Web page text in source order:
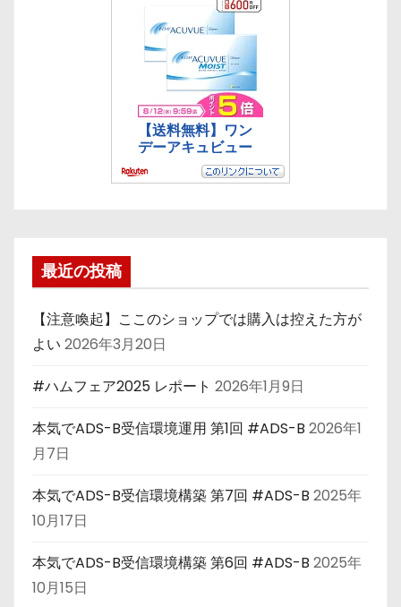
最近の投稿
【注意喚起】ここのショップでは購入は控えた方が
よい 2026年3月20日
#ハムフェア2025 レポート 2026年1月9日
本気でADS-B受信環境運用 第1回 #ADS-B 2026年1
月7日
本気でADS-B受信環境構築 第7回 #ADS-B 2025年
10月17日
本気でADS-B受信環境構築 第6回 #ADS-B 2025年
10月15日